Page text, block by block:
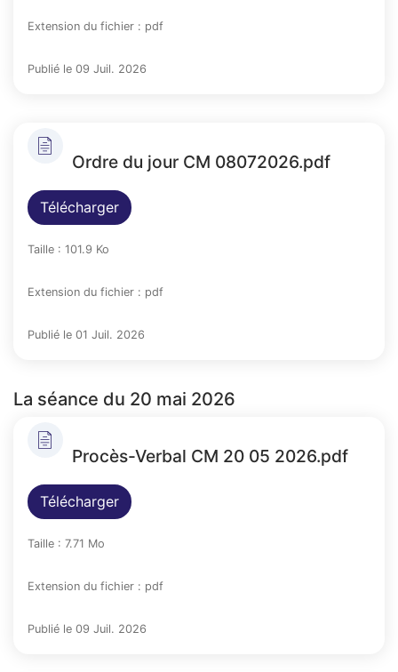
Extension du fichier : pdf
Publié le 09 Juil. 2026
Ordre du jour CM 08072026.pdf
Télécharger
Taille : 101.9 Ko
Extension du fichier : pdf
Publié le 01 Juil. 2026
La séance du 20 mai 2026
Procès-Verbal CM 20 05 2026.pdf
Télécharger
Taille : 7.71 Mo
Extension du fichier : pdf
Publié le 09 Juil. 2026